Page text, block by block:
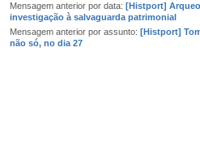
Mensagem anterior por data: [Histport]
investigação à salvaguarda patrimonial
Mensagem anterior por assunto: [Histport]
não só, no dia 27